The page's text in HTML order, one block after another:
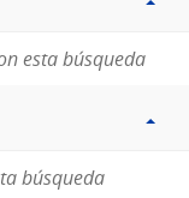
esta búsqueda
búsqueda